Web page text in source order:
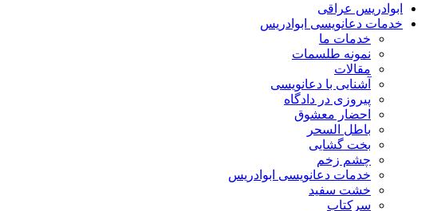
ابوادریس عراقی
خدمات دعانویسی ابوادریس
خدمات ما
نمونه طلسمات
مقالات
آشنایی با دعانویسی
پیروزی در دادگاه
احضار معشوق
باطل السحر
بخت گشایی
چشم زخم
خدمات دعانویسی ابوادریس
خشت سفید
سرکتاب